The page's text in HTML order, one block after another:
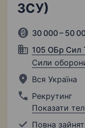
ЗСУ)
30 000 – 50
105 ОБр Сил
Сили
Вся Україна
Рекрутинг
Показати
Повна